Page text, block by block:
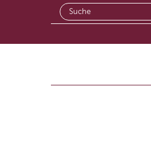
Suche
nach: